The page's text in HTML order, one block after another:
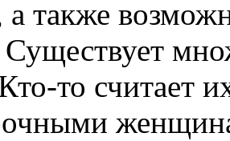
а также
то считает